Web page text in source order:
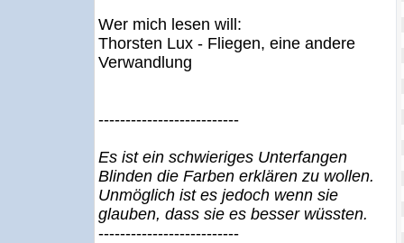
Wer mich lesen will:
Thorsten Lux - Fliegen, eine andere
Verwandlung
--------------------------
Es ist ein schwieriges Unterfangen
Blinden die Farben erklären zu wollen.
Unmöglich ist es jedoch wenn sie
glauben, dass sie es besser wüssten.
--------------------------